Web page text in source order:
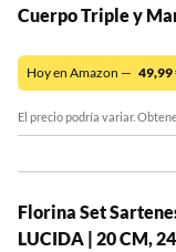
Cuerpo Triple y
Hoy en Amazon — 49,99
El precio podría variar.
Florina Set
LUCIDA | 20 CM,